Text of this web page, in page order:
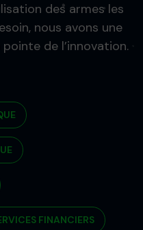
des armes les
nous avons une
de l’innovation.
FINANCIERS